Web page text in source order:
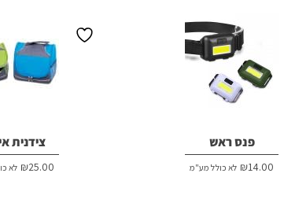
פנס ראש
₪14.00 לא כולל מע"מ
צידנית
₪25.00 לא